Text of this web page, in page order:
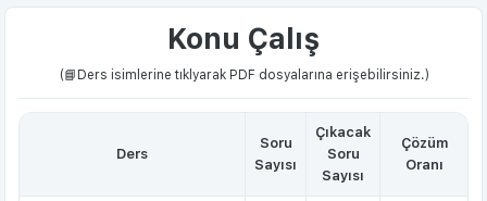
Konu Çalış
(📘Ders isimlerine tıklyarak PDF dosyalarına erişebilirsiniz.)
Ders
Soru
Sayısı
Çıkacak
Soru
Sayısı
Çözüm
Oranı